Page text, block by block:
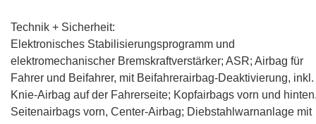
Technik + Sicherheit:
Elektronisches Stabilisierungsprogramm und
elektromechanischer Bremskraftverstärker; ASR; Airbag für
Fahrer und Beifahrer, mit Beifahrerairbag-Deaktivierung, inkl.
Knie-Airbag auf der Fahrerseite; Kopfairbags vorn und
Seitenairbags vorn, Center-Airbag; Diebstahlwarnanlage mit